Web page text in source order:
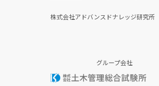
株式会社アドバンスドナレッジ研究所
グループ会社